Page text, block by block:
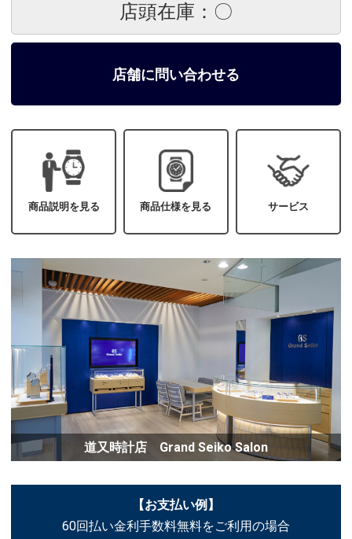
店頭在庫：〇
店舗に問い合わせる
商品説明を見る 商品仕様を見る サービス
道又時計店 Grand Seiko Salon
【お支払い例】
60回払い金利手数料無料をご利用の場合